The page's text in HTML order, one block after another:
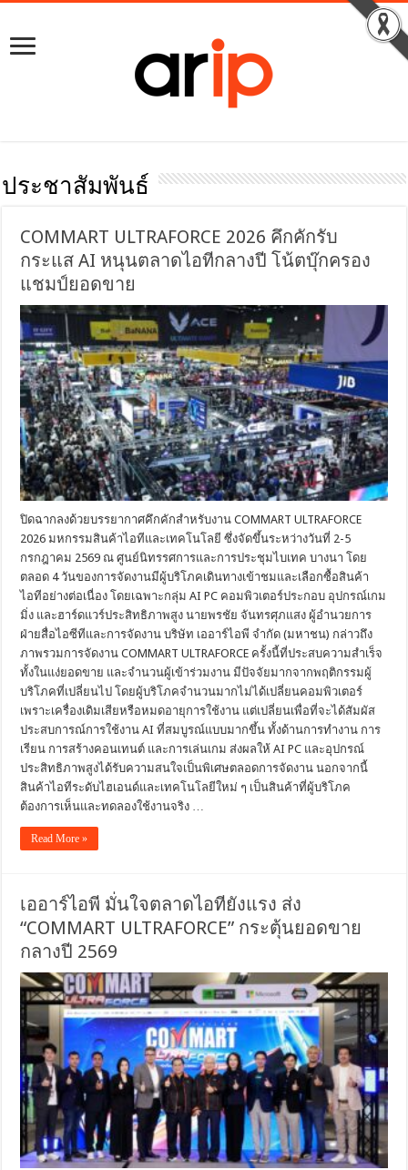
ประชาสัมพันธ์
COMMART ULTRAFORCE 2026 คึกคักรับ
กระแส AI หนุนตลาดไอทีกลางปี โน้ตบุ๊กครอง
แชมป์ยอดขาย
ปิดฉากลงด้วยบรรยากาศคึกคักสำหรับงาน COMMART ULTRAFORCE
2026 มหกรรมสินค้าไอทีและเทคโนโลยี ซึ่งจัดขึ้นระหว่างวันที่ 2-5
กรกฎาคม 2569 ณ ศูนย์นิทรรศการและการประชุมไบเทค บางนา โดย
ตลอด 4 วันของการจัดงานมีผู้บริโภคเดินทางเข้าชมและเลือกซื้อสินค้า
ไอทีอย่างต่อเนื่อง โดยเฉพาะกลุ่ม AI PC คอมพิวเตอร์ประกอบ อุปกรณ์เกม
มิ่ง และฮาร์ดแวร์ประสิทธิภาพสูง นายพรชัย จันทรศุภแสง ผู้อำนวยการ
ฝ่ายสื่อไอซีทีและการจัดงาน บริษัท เออาร์ไอพี จำกัด (มหาชน) กล่าวถึง
ภาพรวมการจัดงาน COMMART ULTRAFORCE ครั้งนี้ที่ประสบความสำเร็จ
ทั้งในแง่ยอดขาย และจำนวนผู้เข้าร่วมงาน มีปัจจัยมากจากพฤติกรรมผู้
บริโภคที่เปลี่ยนไป โดยผู้บริโภคจำนวนมากไม่ได้เปลี่ยนคอมพิวเตอร์
เพราะเครื่องเดิมเสียหรือหมดอายุการใช้งาน แต่เปลี่ยนเพื่อที่จะได้สัมผัส
ประสบการณ์การใช้งาน AI ที่สมบูรณ์แบบมากขึ้น ทั้งด้านการทำงาน การ
เรียน การสร้างคอนเทนต์ และการเล่นเกม ส่งผลให้ AI PC และอุปกรณ์
ประสิทธิภาพสูงได้รับความสนใจเป็นพิเศษตลอดการจัดงาน นอกจากนี้
สินค้าไอทีระดับไฮเอนด์และเทคโนโลยีใหม่ ๆ เป็นสินค้าที่ผู้บริโภค
ต้องการเห็นและทดลองใช้งานจริง …
Read More »
เออาร์ไอพี มั่นใจตลาดไอทียังแรง ส่ง
“COMMART ULTRAFORCE” กระตุ้นยอดขาย
กลางปี 2569